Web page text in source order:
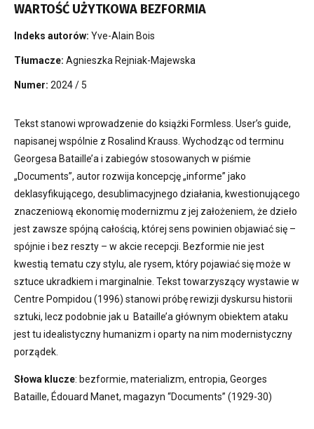
WARTOŚĆ UŻYTKOWA BEZFORMIA
Indeks autorów: Yve-Alain Bois
Tłumacze: Agnieszka Rejniak-Majewska
Numer: 2024 / 5
Tekst stanowi wprowadzenie do książki Formless. User’s guide,
napisanej wspólnie z Rosalind Krauss. Wychodząc od terminu
Georgesa Bataille’a i zabiegów stosowanych w piśmie
„Documents”, autor rozwija koncepcję „informe” jako
deklasyfikującego, desublimacyjnego działania, kwestionującego
znaczeniową ekonomię modernizmu z jej założeniem, że dzieło
jest zawsze spójną całością, której sens powinien objawiać się –
spójnie i bez reszty – w akcie recepcji. Bezformie nie jest
kwestią tematu czy stylu, ale rysem, który pojawiać się może w
sztuce ukradkiem i marginalnie. Tekst towarzyszący wystawie w
Centre Pompidou (1996) stanowi próbę rewizji dyskursu historii
sztuki, lecz podobnie jak u Bataille’a głównym obiektem ataku
jest tu idealistyczny humanizm i oparty na nim modernistyczny
porządek.
Słowa klucze: bezformie, materializm, entropia, Georges
Bataille, Édouard Manet, magazyn “Documents” (1929-30)